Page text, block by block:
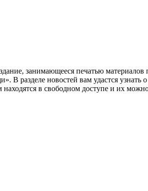
занимающееся печатью
В разделе новостей вам удастся
находятся в свободном доступе и их